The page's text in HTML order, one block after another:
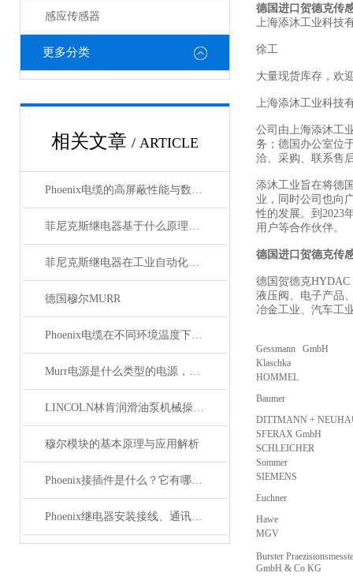
感应传感器
更多分类
相关文章 / ARTICLE
Phoenix电缆的高屏蔽性能与数据传输优势
菲尼克斯继电器基于什么原理工作？
菲尼克斯继电器在工业自动化中的作用
德国穆尔MURR
Phoenix电缆在不同环境温度下的性能表现如何？
Murr电源是什么类型的电源，主要用于哪些领域？
LINCOLN林肯润滑油泵机械操作原理
穆尔模块的基本原理与应用解析
Phoenix接插件是什么？它有哪些应用？
Phoenix继电器安装接线、通讯集成与故障诊断指南
德国进口贺德克传
上海添沐工业科技
徐工
大量现货库存，欢
上海添沐工业科技
公司由上海添沐工
务；德国办公室位
洽、采购、联系售
添沐工业旨在将德
业，同时公司也向
性的发展。到2023
用户等合作伙伴。
德国进口贺德克传
德国贺德克HYDAC
液压阀、电子产品
冶金工业、汽车工
Gessmann GmbH
Klaschka
HOMMEL
Baumer
DITTMANN +
SFERAX GmbH
SCHLEICHER
Sommer
SIEMENS
Euchner
Hawe
MGV
Burster
GmbH & Co KG